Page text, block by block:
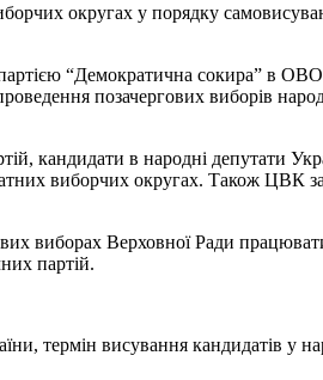
округах у порядку
“Демократична сокира” в
позачергових виборів
кандидати в народні депутати
виборчих округах. Також ЦВК
виборах Верховної Ради
партій.
термін висування кандидатів у